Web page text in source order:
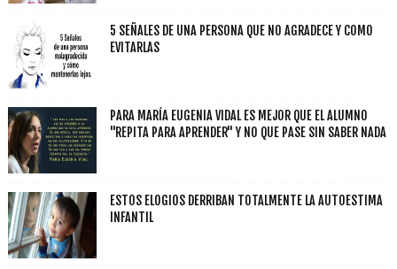
5 SEÑALES DE UNA PERSONA QUE NO AGRADECE Y COMO
EVITARLAS
PARA MARÍA EUGENIA VIDAL ES MEJOR QUE EL ALUMNO
"REPITA PARA APRENDER" Y NO QUE PASE SIN SABER NADA
ESTOS ELOGIOS DERRIBAN TOTALMENTE LA AUTOESTIMA
INFANTIL